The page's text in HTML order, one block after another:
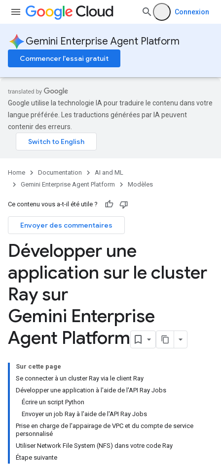
Connexion
Gemini Enterprise Agent Platform
Commencer l'essai gratuit
Google utilise la technologie IA pour traduire le contenu dans votre
langue préférée. Les traductions générées par IA peuvent
contenir des erreurs.
Home Documentation
AI and ML
Gemini Enterprise Agent Platform
Modèles
Ce contenu vous a-t-il été utile ?
Envoyer des commentaires
Développer une
application sur le cluster
Ray sur
Gemini Enterprise
Agent Platform
Sur cette page
Se connecter à un cluster Ray via le client Ray
Développer une application à l'aide de l'API Ray Jobs
Écrire un script Python
Envoyer un job Ray à l'aide de l'API Ray Jobs
Prise en charge de l'appairage de VPC et du compte de service
personnalisé
Utiliser Network File System (NFS) dans votre code Ray
Étape suivante